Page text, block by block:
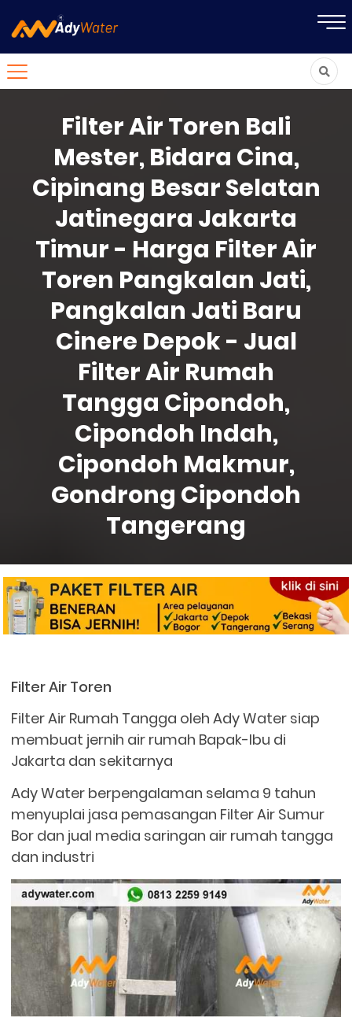
Filter Air Toren Bali
Mester, Bidara Cina,
Cipinang Besar Selatan
Jatinegara Jakarta
Timur - Harga Filter Air
Toren Pangkalan Jati,
Pangkalan Jati Baru
Cinere Depok - Jual
Filter Air Rumah
Tangga Cipondoh,
Cipondoh Indah,
Cipondoh Makmur,
Gondrong Cipondoh
Tangerang
Filter Air Toren
Filter Air Rumah Tangga oleh Ady Water siap
membuat jernih air rumah Bapak-Ibu di
Jakarta dan sekitarnya
Ady Water berpengalaman selama 9 tahun
menyuplai jasa pemasangan Filter Air Sumur
Bor dan jual media saringan air rumah tangga
dan industri